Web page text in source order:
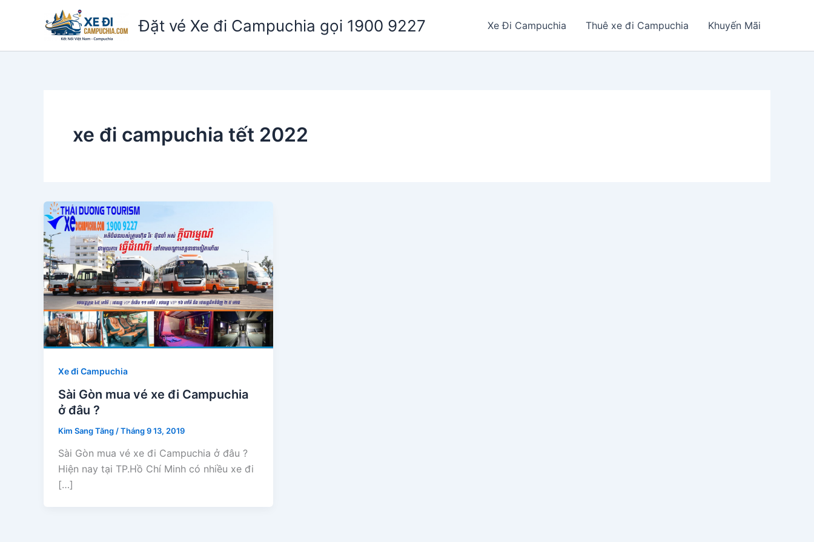
dung
Đặt vé Xe đi Campuchia gọi 1900 9227 Xe Đi Campuchia Thuê xe đi Campuchia Khuyến Mãi
xe đi campuchia tết 2022
Xe đi Campuchia
Sài Gòn mua vé xe đi Campuchia
ở đâu ?
Kim Sang Tăng /Tháng 9 13, 2019
Sài Gòn mua vé xe đi Campuchia ở đâu ?
Hiện nay tại TP.Hồ Chí Minh có nhiều xe đi
[…]